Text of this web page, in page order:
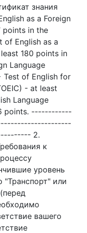
знания
as a Foreign
points in the
of English as a
180 points in
Language
Test of English for
- at least
Language
6 points. ------------
2.
к
уровень
"Транспорт" или
вашего